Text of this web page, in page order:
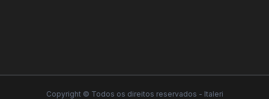
Copyright © Todos os direitos reservados - Italeri